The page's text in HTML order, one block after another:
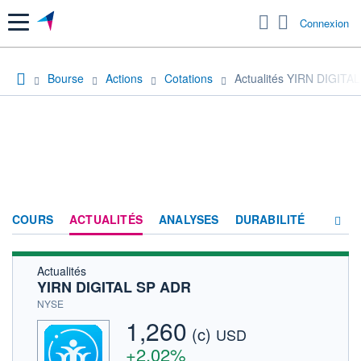
Menu Connexion
Bourse Actions Cotations Actualités YIRN
COURS ACTUALITÉS ANALYSES DURABILITÉ
HISTORIQUE
Actualités
YIRN DIGITAL SP ADR
NYSE
1,260 (c) USD
+2,02%